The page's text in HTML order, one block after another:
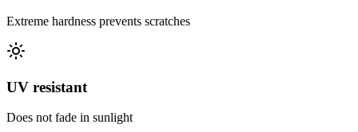
Extreme hardness prevents scratches
UV resistant
Does not fade in sunlight